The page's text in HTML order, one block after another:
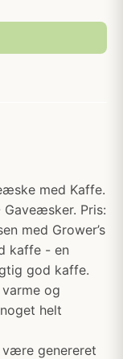
med Kaffe.
Pris:
med Grower’s
kaffe - en
god kaffe.
og
helt
være genereret